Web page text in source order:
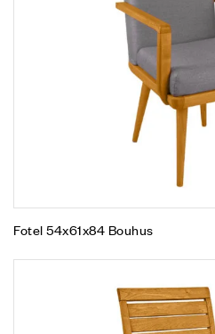
Fotel 54x61x84 Bouhus